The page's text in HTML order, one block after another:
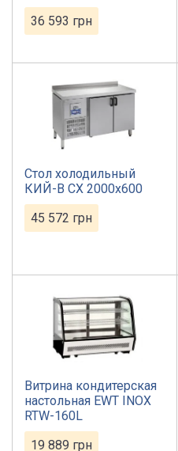
36 593 грн
Стол холодильный
КИЙ-В СХ 2000х600
45 572 грн
Витрина кондитерская
настольная EWT INOX
RTW-160L
19 889 грн